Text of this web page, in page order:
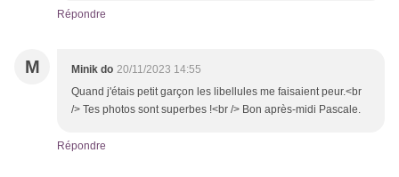
Répondre
M Minik do 20/11/2023 14:55
Quand j'étais petit garçon les libellules me faisaient peur.<br
/> Tes photos sont superbes !<br /> Bon après-midi Pascale.
Répondre